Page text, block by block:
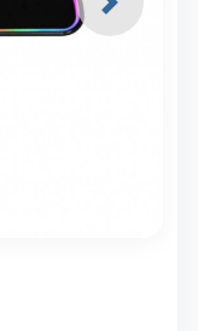
Next